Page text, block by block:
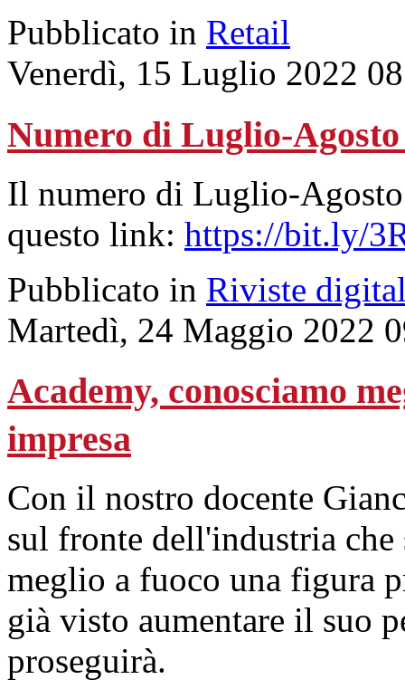
Pubblicato in Retail
Venerdì, 15 Luglio 2022
Numero di Luglio-Agosto
Il numero di Luglio-Agosto
questo link: https://bit.ly/
Pubblicato in Riviste
Martedì, 24 Maggio 2022
Academy, conosciamo
impresa
Con il nostro docente
sul fronte dell'industria
meglio a fuoco una figura
già visto aumentare il suo
proseguirà.